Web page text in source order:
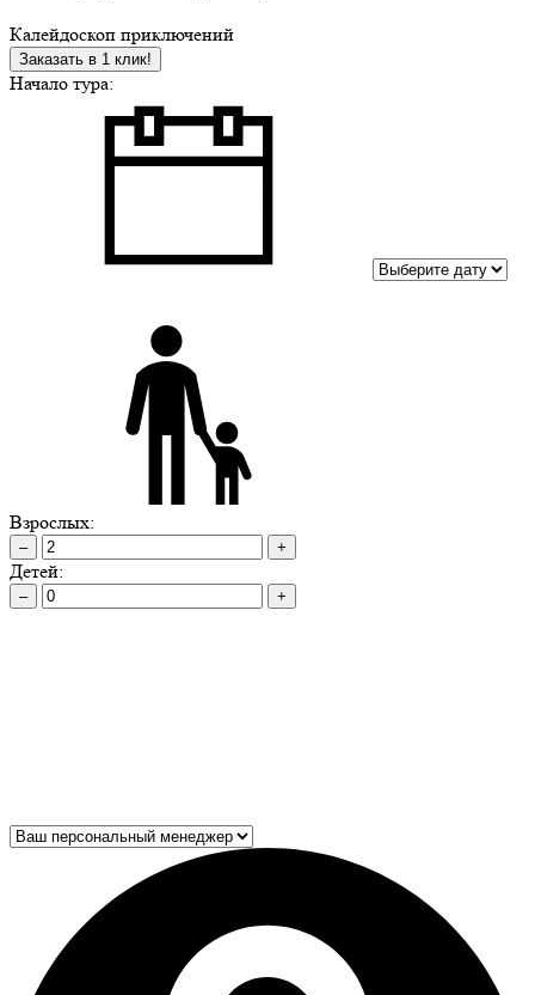
Калейдоскоп приключений
Заказать в 1 клик!
Начало тура:
Взрослых:
– +
Детей:
– +